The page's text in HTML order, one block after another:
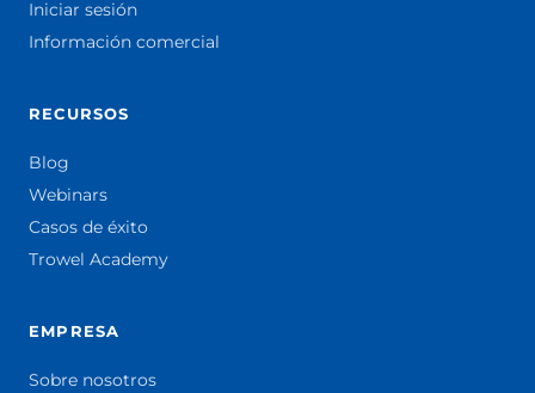
Iniciar sesión
Información comercial
RECURSOS
Blog
Webinars
Casos de éxito
Trowel Academy
EMPRESA
Sobre nosotros